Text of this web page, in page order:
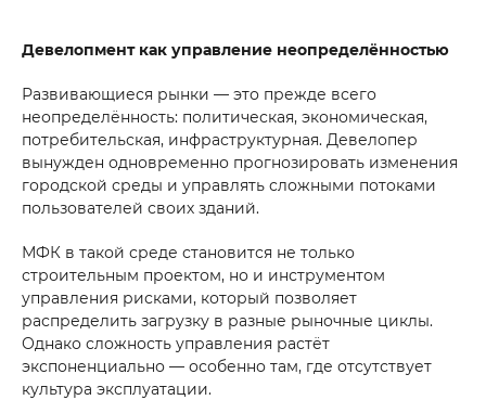
Девелопмент как управление неопределённостью
Развивающиеся рынки — это прежде всего
неопределённость: политическая, экономическая,
потребительская, инфраструктурная. Девелопер
вынужден одновременно прогнозировать изменения
городской среды и управлять сложными потоками
пользователей своих зданий.
МФК в такой среде становится не только
строительным проектом, но и инструментом
управления рисками, который позволяет
распределить загрузку в разные рыночные циклы.
Однако сложность управления растёт
экспоненциально — особенно там, где отсутствует
культура эксплуатации.